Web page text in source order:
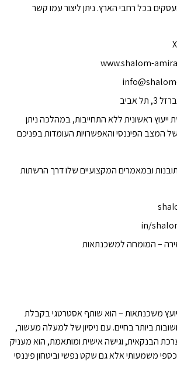
בכל רחבי הארץ. ניתן ליצור עמו קשר
אביב
ראשונית ללא התחייבות, במהלכה ניתן
המצב הפיננסי והאפשרויות העומדות בפניכם
ובמאמרים המקצועיים שלו דרך הרשתות
– המומחה למשכנתאות
משכנתאות – הוא שותף אסטרטגי בקבלת
ביותר בחיים. עם ניסיון של למעלה מעשור,
הבנקאית, וגישה אישית ומותאמת, הוא מעניק
כספי משמעותי אלא גם שקט נפשי וביטחון פיננסי